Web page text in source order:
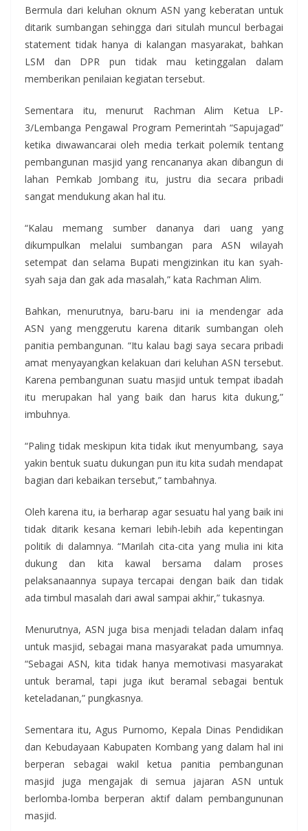
Bermula dari keluhan oknum ASN yang keberatan untuk
ditarik sumbangan sehingga dari situlah muncul berbagai
statement tidak hanya di kalangan masyarakat, bahkan
LSM dan DPR pun tidak mau ketinggalan dalam
memberikan penilaian kegiatan tersebut.
Sementara itu, menurut Rachman Alim Ketua LP-
3/Lembanga Pengawal Program Pemerintah “Sapujagad”
ketika diwawancarai oleh media terkait polemik tentang
pembangunan masjid yang rencananya akan dibangun di
lahan Pemkab Jombang itu, justru dia secara pribadi
sangat mendukung akan hal itu.
“Kalau memang sumber dananya dari uang yang
dikumpulkan melalui sumbangan para ASN wilayah
setempat dan selama Bupati mengizinkan itu kan syah-
syah saja dan gak ada masalah,” kata Rachman Alim.
Bahkan, menurutnya, baru-baru ini ia mendengar ada
ASN yang menggerutu karena ditarik sumbangan oleh
panitia pembangunan. “Itu kalau bagi saya secara pribadi
amat menyayangkan kelakuan dari keluhan ASN tersebut.
Karena pembangunan suatu masjid untuk tempat ibadah
itu merupakan hal yang baik dan harus kita dukung,”
imbuhnya.
“Paling tidak meskipun kita tidak ikut menyumbang, saya
yakin bentuk suatu dukungan pun itu kita sudah mendapat
bagian dari kebaikan tersebut,” tambahnya.
Oleh karena itu, ia berharap agar sesuatu hal yang baik ini
tidak ditarik kesana kemari lebih-lebih ada kepentingan
politik di dalamnya. “Marilah cita-cita yang mulia ini kita
dukung dan kita kawal bersama dalam proses
pelaksanaannya supaya tercapai dengan baik dan tidak
ada timbul masalah dari awal sampai akhir,” tukasnya.
Menurutnya, ASN juga bisa menjadi teladan dalam infaq
untuk masjid, sebagai mana masyarakat pada umumnya.
“Sebagai ASN, kita tidak hanya memotivasi masyarakat
untuk beramal, tapi juga ikut beramal sebagai bentuk
keteladanan,” pungkasnya.
Sementara itu, Agus Purnomo, Kepala Dinas Pendidikan
dan Kebudayaan Kabupaten Kombang yang dalam hal ini
berperan sebagai wakil ketua panitia pembangunan
masjid juga mengajak di semua jajaran ASN untuk
berlomba-lomba berperan aktif dalam pembangununan
masjid.